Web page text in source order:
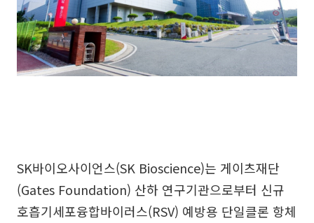
SK바이오사이언스(SK Bioscience)는 게이츠재단
(Gates Foundation) 산하 연구기관으로부터 신규
호흡기세포융합바이러스(RSV) 예방용 단일클론 항체